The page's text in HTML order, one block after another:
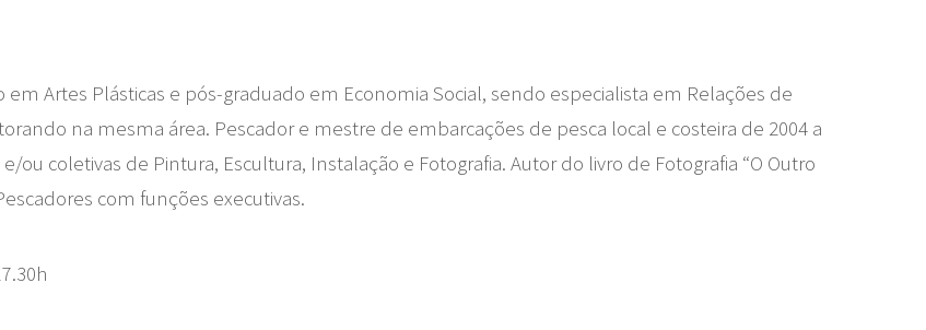
em Artes Plásticas e pós-graduado em Economia Social, sendo especialista em Relações de
na mesma área. Pescador e mestre de embarcações de pesca local e costeira de 2004 a
ou coletivas de Pintura, Escultura, Instalação e Fotografia. Autor do livro de Fotografia “O Outro
com funções executivas.